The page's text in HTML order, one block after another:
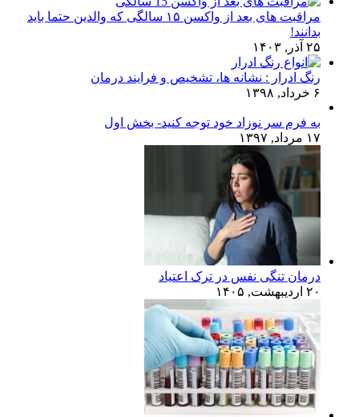
مراقبت های بعد از واکسن ۱۵ سالگی که والدین حتما باید
بدانند!
۲۵ آذر, ۱۴۰۳
رنگ ادرار : نشانه ها، تشخیص و فرایند درمان
۶ خرداد, ۱۳۹۸
به فرم سر نوزاد خود توجه کنید- بخش اول
۱۷ مرداد, ۱۳۹۷
درمان تنگی نفس در ترک اعتیاد
۲۰ اردیبهشت, ۱۴۰۵